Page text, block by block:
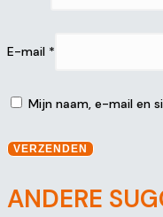
E-mail *
Mijn naam, e-mail en
ANDERE